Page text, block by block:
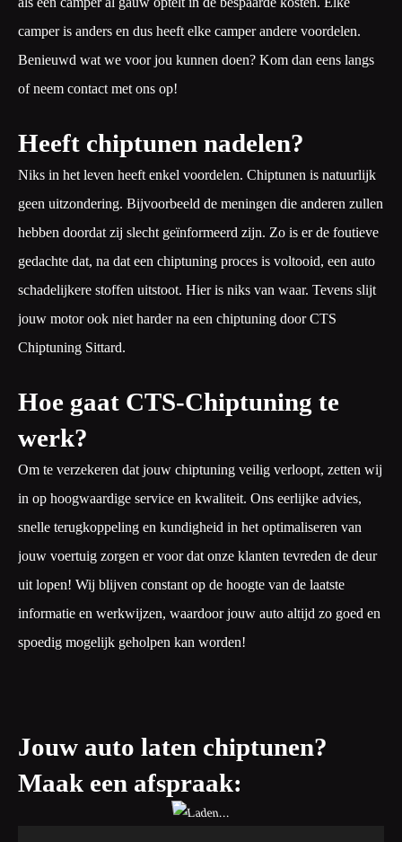
camper is anders en dus heeft elke camper andere voordelen.
Benieuwd wat we voor jou kunnen doen? Kom dan eens langs
of neem contact met ons op!
Heeft chiptunen nadelen?
Niks in het leven heeft enkel voordelen. Chiptunen is natuurlijk
geen uitzondering. Bijvoorbeeld de meningen die anderen zullen
hebben doordat zij slecht geïnformeerd zijn. Zo is er de foutieve
gedachte dat, na dat een chiptuning proces is voltooid, een auto
schadelijkere stoffen uitstoot. Hier is niks van waar. Tevens slijt
jouw motor ook niet harder na een chiptuning door CTS
Chiptuning Sittard.
Hoe gaat CTS-Chiptuning te
werk?
Om te verzekeren dat jouw chiptuning veilig verloopt, zetten wij
in op hoogwaardige service en kwaliteit. Ons eerlijke advies,
snelle terugkoppeling en kundigheid in het optimaliseren van
jouw voertuig zorgen er voor dat onze klanten tevreden de deur
uit lopen! Wij blijven constant op de hoogte van de laatste
informatie en werkwijzen, waardoor jouw auto altijd zo goed en
spoedig mogelijk geholpen kan worden!
Jouw auto laten chiptunen?
Maak een afspraak: